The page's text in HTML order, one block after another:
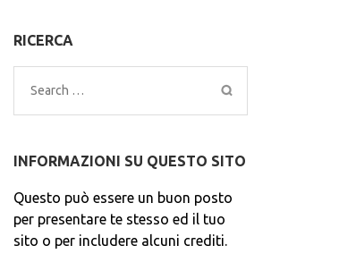
RICERCA
Search
for:
INFORMAZIONI SU QUESTO SITO
Questo può essere un buon posto
per presentare te stesso ed il tuo
sito o per includere alcuni crediti.